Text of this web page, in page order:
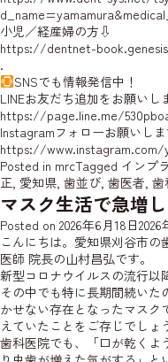
小児／経産婦の方⇩
https://dentnet-
.
SNSでも情報発信中！
LINEお友だち追加をお願い
https://page.line.me/
Instagramフォローお願いし
https://www.instagram.com/
Posted in mrcTagged インプ
正, 愛知県, 歯並び, 歯医者, 歯
マスク生活で急増
Posted on 2026年6月18日2026
こんにちは。愛知県刈谷市
医師 院長の山村昌弘です。
新型コロナウイルスの流行以
その中でも特に長期間続い
かせない存在となったマス
えていたことをご存じでしょ
歯科医院でも、「口が乾くよ